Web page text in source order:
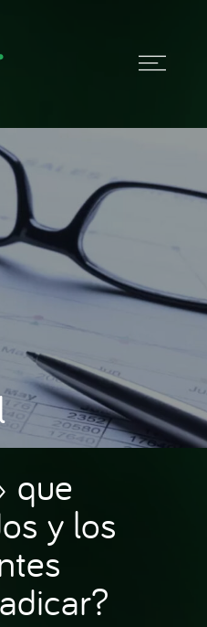
que
y los